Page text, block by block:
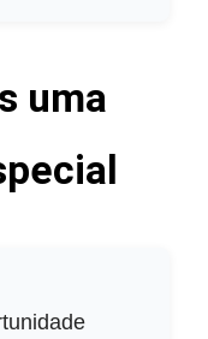
uma